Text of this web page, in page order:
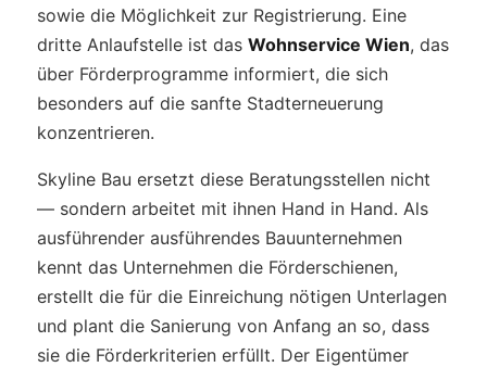
sowie die Möglichkeit zur Registrierung. Eine
dritte Anlaufstelle ist das Wohnservice Wien, das
über Förderprogramme informiert, die sich
besonders auf die sanfte Stadterneuerung
konzentrieren.
Skyline Bau ersetzt diese Beratungsstellen nicht
— sondern arbeitet mit ihnen Hand in Hand. Als
ausführender ausführendes Bauunternehmen
kennt das Unternehmen die Förderschienen,
erstellt die für die Einreichung nötigen Unterlagen
und plant die Sanierung von Anfang an so, dass
sie die Förderkriterien erfüllt. Der Eigentümer